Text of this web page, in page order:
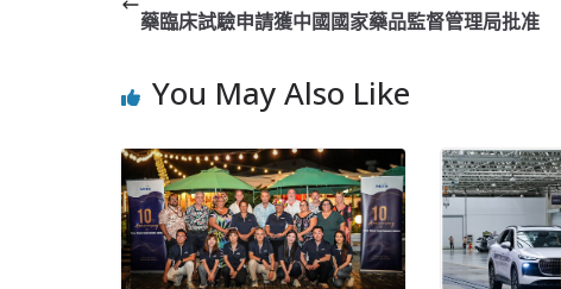
藥臨床試驗申請獲中國國家藥品監督管理局批准
You May Also Like